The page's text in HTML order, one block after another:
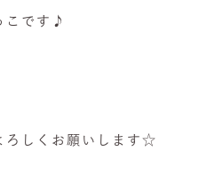
こです♪
ろしくお願いします☆